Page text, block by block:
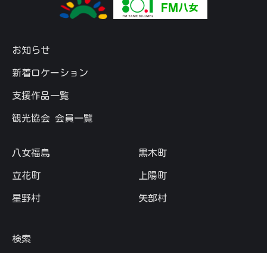
お知らせ
新着ロケーション
支援作品一覧
観光協会 会員一覧
八女福島 黒木町
立花町 上陽町
星野村 矢部村
検索